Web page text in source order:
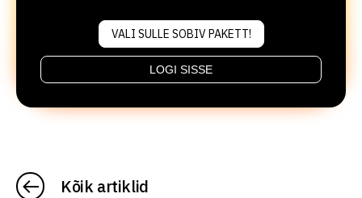
VALI SULLE SOBIV PAKETT!
LOGI SISSE
Kõik artiklid